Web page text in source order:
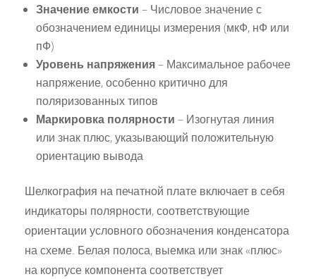
Значение емкости – Числовое значение с
обозначением единицы измерения (мкФ, нФ или
пФ)
Уровень напряжения– Максимальное рабочее
напряжение, особенно критично для
поляризованных типов
Маркировка полярности – Изогнутая линия
или знак плюс, указывающий положительную
ориентацию вывода
Шелкография на печатной плате включает в себя
индикаторы полярности, соответствующие
ориентации условного обозначения конденсатора
на схеме. Белая полоса, выемка или знак «плюс»
на корпусе компонента соответствует